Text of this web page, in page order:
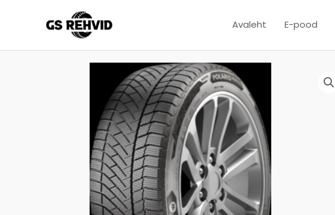
Avaleht E-pood